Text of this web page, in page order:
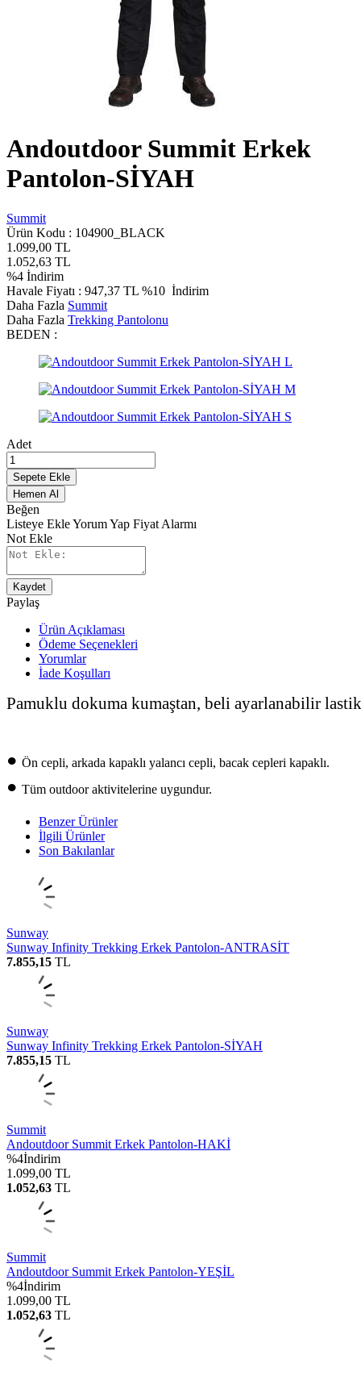
Andoutdoor Summit Erkek
Pantolon-SİYAH
Summit
Ürün Kodu : 104900_BLACK
1.099,00 TL
1.052,63 TL
%4 İndirim
Havale Fiyatı : 947,37 TL %10 İndirim
Daha Fazla Summit
Daha Fazla Trekking Pantolonu
BEDEN :
Adet
Sepete Ekle
Hemen Al
Beğen
Listeye EkleYorum Yap Fiyat Alarmı
Not Ekle
Kaydet
Paylaş
Ürün Açıklaması
Ödeme Seçenekleri
Yorumlar
İade Koşulları
Pamuklu dokuma kumaştan, beli ayarlanabilir
• Ön cepli, arkada kapaklı yalancı cepli, bacak cepleri kapaklı.
• Tüm outdoor aktivitelerine uygundur.
Benzer Ürünler
İlgili Ürünler
Son Bakılanlar
Sunway
Sunway Infinity Trekking Erkek Pantolon-ANTRASİT
7.855,15 TL
Sunway
Sunway Infinity Trekking Erkek Pantolon-SİYAH
7.855,15 TL
Summit
Andoutdoor Summit Erkek Pantolon-HAKİ
%4İndirim
1.099,00 TL
1.052,63 TL
Summit
Andoutdoor Summit Erkek Pantolon-YEŞİL
%4İndirim
1.099,00 TL
1.052,63 TL